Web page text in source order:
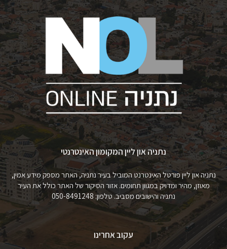
נתניה און ליין המקומון האינטרנטי
נתניה און ליין פורטל האינטרנט המוביל בעיר נתניה, האתר מספק מידע אמין,
מאוזן, מהיר ומדויק במגוון תחומים. אזור הסיקור של האתר כולל את העיר
נתניה והישובים מסביב. טלפון: 050-8491248
עקוב אחרינו